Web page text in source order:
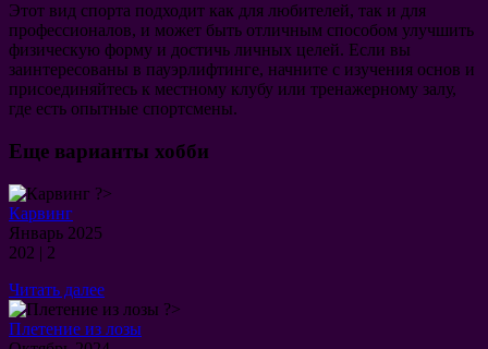
Этот вид спорта подходит как для любителей, так и для
профессионалов, и может быть отличным способом улучшить
физическую форму и достичь личных целей. Если вы
заинтересованы в пауэрлифтинге, начните с изучения основ и
присоединяйтесь к местному клубу или тренажерному залу,
где есть опытные спортсмены.
Еще варианты хобби
?>
Карвинг
Январь 2025
202 | 2
Читать далееЧитать
далее
?>
Плетение из лозы